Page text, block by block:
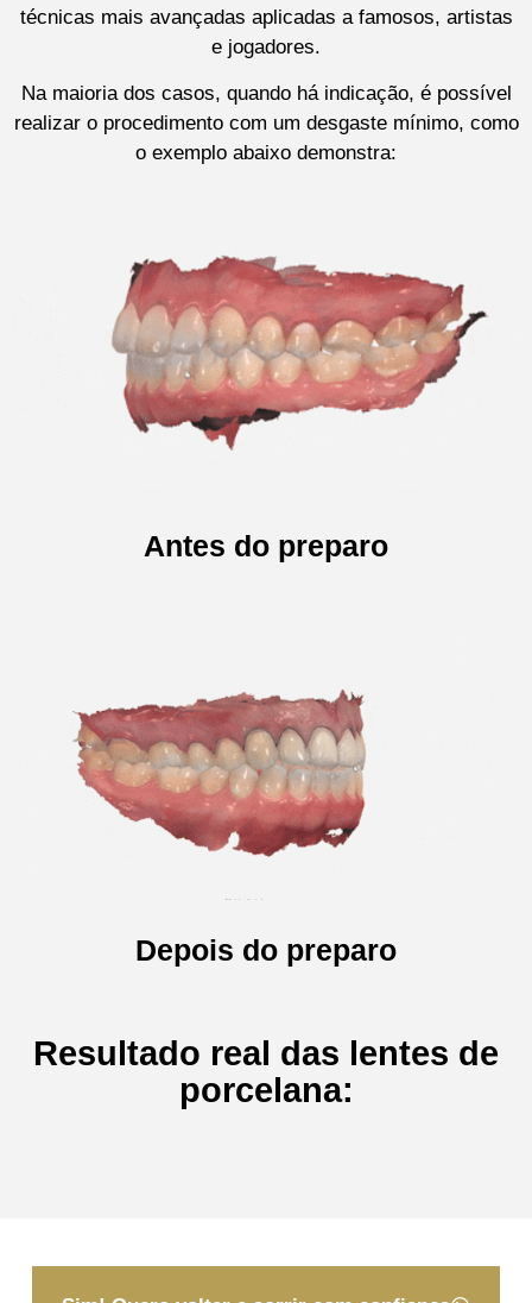
técnicas mais avançadas aplicadas a famosos, artistas
e jogadores.
Na maioria dos casos, quando há indicação, é possível
realizar o procedimento com um desgaste mínimo, como
o exemplo abaixo demonstra:
Antes do preparo
Depois do preparo
Resultado real das lentes de
porcelana: